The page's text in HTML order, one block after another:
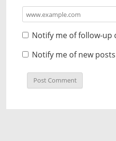
Notify me of follow-up
Notify me of new